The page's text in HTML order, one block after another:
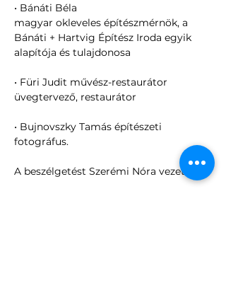
• Bánáti Béla
magyar okleveles építészmérnök, a
Bánáti + Hartvig Építész Iroda egyik
alapítója és tulajdonosa
• Füri Judit művész-restaurátor
üvegtervező, restaurátor
• Bujnovszky Tamás építészeti
fotográfus.
A beszélgetést Szerémi Nóra vezeti